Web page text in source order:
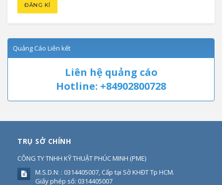
Quảng Cáo Liên kết
Liên hệ quảng cáo
Hotline: +84902800728
TRỤ SỞ CHÍNH
CÔNG TY TNHH KỸ THUẬT PHÚC MINH (PME)
M.S.D.N: : 0314405007, Cấp tại Sở KHĐT Tp HCM.
Giấy phép số: 0314405007